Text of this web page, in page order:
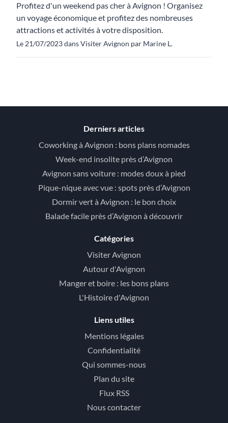
Profitez d'un weekend pas cher à Avignon ! Organisez
un voyage économique et profitez des nombreuses
attractions et activités à votre disposition.
Le 21/07/2023 dans Visiter Avignon par Marine L.
Derniers articles
Coworking à Avignon : bons plans nomades
Week-end insolite près d’Avignon
Avignon sans voiture : modes doux à pied
Pique-nique avec vue : spots près d’Avignon
Dormir vert à Avignon : le bon choix
Balade facile près d’Avignon à découvrir
Catégories
Visiter Avignon
Autour d'Avignon
Manger et boire : les bons plans
L'Histoire d'Avignon
Liens utiles
Mentions légales
Confidentialité
Qui sommes-nous
Plan du site
Flux RSS
Nous contacter